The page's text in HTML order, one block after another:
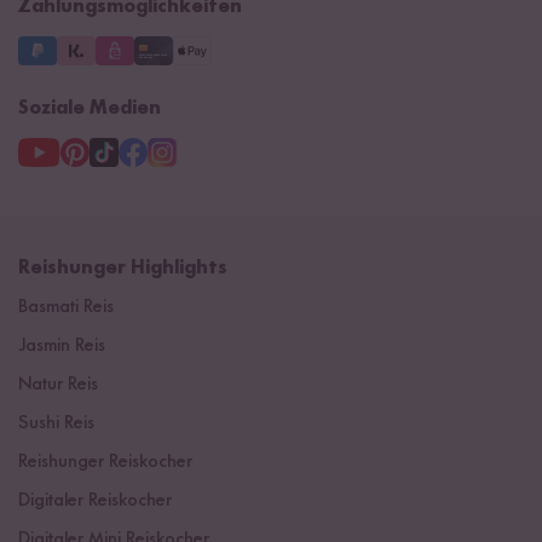
Zahlungsmöglichkeiten
Soziale Medien
Reishunger Highlights
Basmati Reis
Jasmin Reis
Natur Reis
Sushi Reis
Reishunger Reiskocher
Digitaler Reiskocher